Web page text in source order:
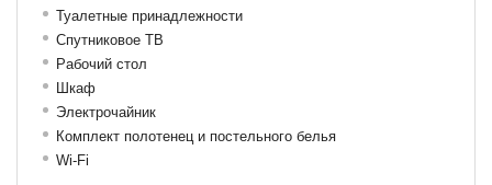
Туалетные принадлежности
Спутниковое ТВ
Рабочий стол
Шкаф
Электрочайник
Комплект полотенец и постельного белья
Wi-Fi